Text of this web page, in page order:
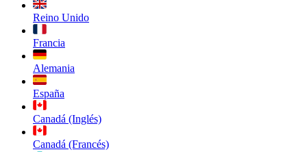
Reino Unido
Francia
Alemania
España
Canadá (Inglés)
Canadá (Francés)